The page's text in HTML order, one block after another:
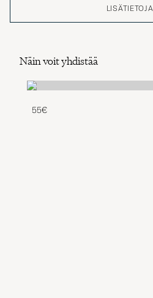
LISÄTIETOJA
Näin voit yhdistää
55€